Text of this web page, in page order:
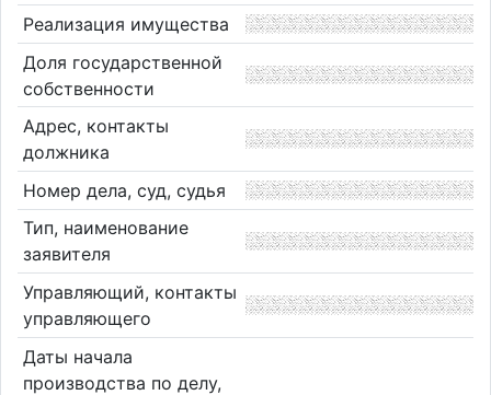
Реализация имущества
Доля государственной
собственности
Адрес, контакты
должника
Номер дела, суд, судья
Тип, наименование
заявителя
Управляющий, контакты
управляющего
Даты начала
производства по делу,